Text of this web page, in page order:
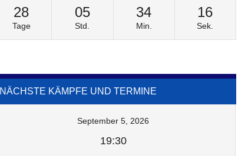
28
Tage
05
Std.
34
Min.
16
Sek.
NÄCHSTE KÄMPFE UND TERMINE
September 5, 2026
19:30